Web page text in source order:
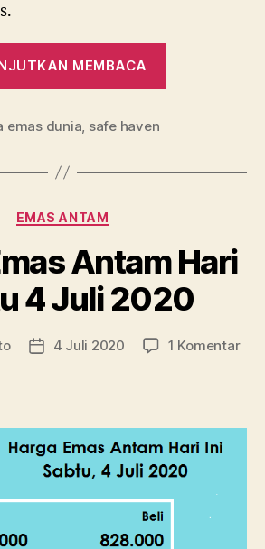
MEMBACA
untuk
emas dunia safe haven
Kategori
EMAS ANTAM
Antam Hari
4 Juli 2020
Tanggal
4 Juli 2020 1 Komentar
Hari